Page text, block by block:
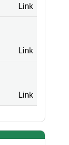
Link
Link
Link